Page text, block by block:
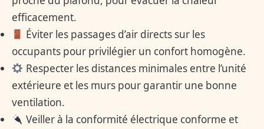
efficacement.
Éviter les passages d’air directs sur les
occupants pour privilégier un confort homogène.
Respecter les distances minimales entre l’unité
extérieure et les murs pour garantir une bonne
ventilation.
Veiller à la conformité électrique conforme et